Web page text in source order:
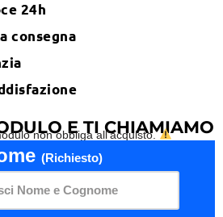
24h
consegna
E TI CHIAMIAMO
non obbliga all'acquisto.
(Richiesto)